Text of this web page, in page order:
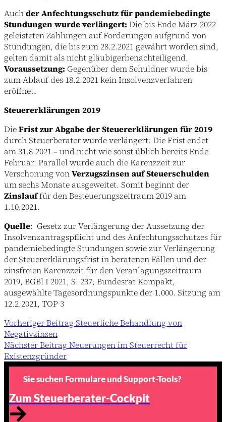
Auchder Anfechtungsschutz für pandemiebedingte
Stundungen wurde verlängert: Die bis Ende März 2022
geleisteten Zahlungen auf Forderungen aufgrund von
Stundungen, die bis zum 28.2.2021 gewährt worden sind,
gelten damit als nicht gläubigerbenachteiligend.
Voraussetzung: Gegenüber dem Schuldner wurde bis
zum Ablauf des 18.2.2021 kein Insolvenzverfahren
eröffnet.
Steuererklärungen 2019
DieFrist zur Abgabe der Steuererklärungen für 2019
durch Steuerberater wurde verlängert: Die Frist endet
am 31.8.2021 – und nicht wie sonst üblich bereits Ende
Februar. Parallel wurde auch die Karenzzeit zur
Verschonung vonVerzugszinsen auf Steuerschulden
um sechs Monate ausgeweitet. Somit beginnt der
Zinslauffür den Besteuerungszeitraum 2019 am
1.10.2021.
Quelle: Gesetz zur Verlängerung der Aussetzung der
Insolvenzantragspflicht und des Anfechtungsschutzes für
pandemiebedingte Stundungen sowie zur Verlängerung
der Steuererklärungsfrist in beratenen Fällen und der
zinsfreien Karenzzeit für den Veranlagungszeitraum
2019, BGBl I 2021, S. 237; Bundesrat Kompakt,
ausgewählte Tagesordnungspunkte der 1.000. Sitzung am
12.2.2021, TOP 3
VorherigerBeitragSteuerliche Behandlung von
Negativzinsen
NächsterBeitragNeuerungen im Steuerrecht für
Existenzgründer
Sie suchen Formulare und Support-Tools?
Zum Steuerberater-Cockpit